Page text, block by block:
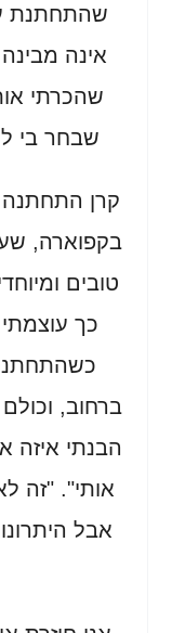
שהתחתנת
אינה
שהכרתי
שבחר בי
קרן
בקפוארה,
טובים
כך
ברחוב,
הבנתי איזה
אותי". "זה
אבל